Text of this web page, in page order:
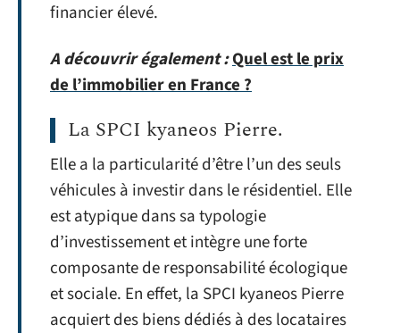
financier élevé.
A découvrir également :Quel est le prix
de l’immobilier en France ?
La SPCI kyaneos Pierre.
Elle a la particularité d’être l’un des seuls
véhicules à investir dans le résidentiel. Elle
est atypique dans sa typologie
d’investissement et intègre une forte
composante de responsabilité écologique
et sociale. En effet, la SPCI kyaneos Pierre
acquiert des biens dédiés à des locataires